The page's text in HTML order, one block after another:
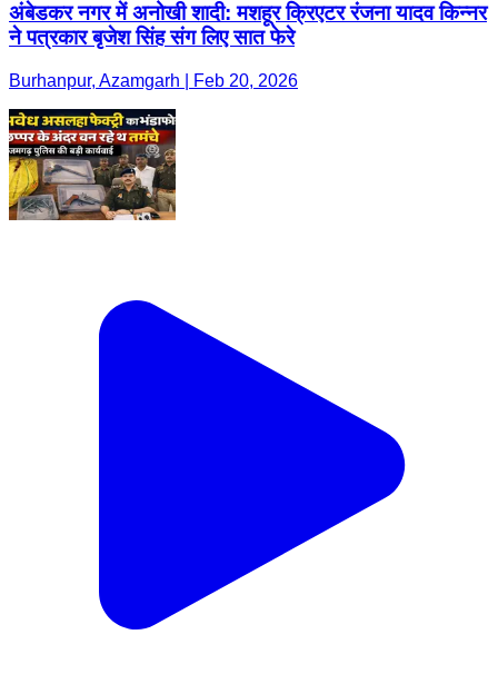
अंबेडकर नगर में अनोखी शादी: मशहूर क्रिएटर रंजना यादव किन्नर
ने पत्रकार बृजेश सिंह संग लिए सात फेरे
Burhanpur, Azamgarh | Feb 20, 2026